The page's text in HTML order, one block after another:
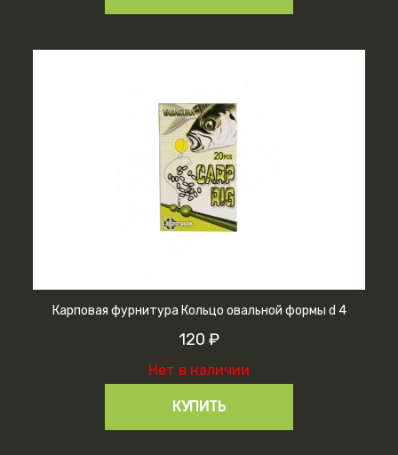
Карповая фурнитура Кольцо овальной формы d 4
120 ₽
Нет в наличии
КУПИТЬ